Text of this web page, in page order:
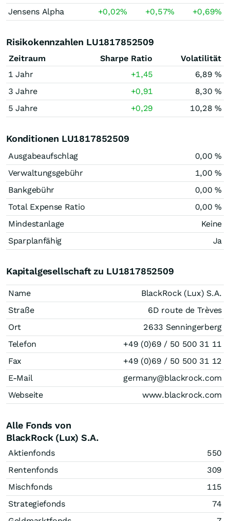
Jensens Alpha
+0,02% +0,57% +0,69%
Risikokennzahlen LU1817852509
Zeitraum Sharpe Ratio
Volatilität
1 Jahr
+1,45
6,89 %
3 Jahre
+0,91
8,30 %
5 Jahre
+0,29 10,28 %
Konditionen LU1817852509
Ausgabeaufschlag
0,00 %
Verwaltungsgebühr
1,00 %
Bankgebühr
0,00 %
Total Expense Ratio
0,00 %
Mindestanlage
Keine
Sparplanfähig
Ja
Kapitalgesellschaft zu LU1817852509
Name
BlackRock (Lux) S.A.
Straße
6D route de Trèves
Ort
2633 Senningerberg
Telefon
+49 (0)69 / 50 500 31 11
Fax
+49 (0)69 / 50 500 31 12
E-Mail
germany@blackrock.com
Webseite
www.blackrock.com
Alle Fonds von
BlackRock (Lux) S.A.
Aktienfonds
550
Rentenfonds
309
Mischfonds
115
Strategiefonds
74